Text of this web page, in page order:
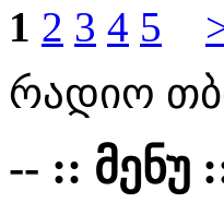
1 2 3 4 5
რადიო
-- :: მენუ